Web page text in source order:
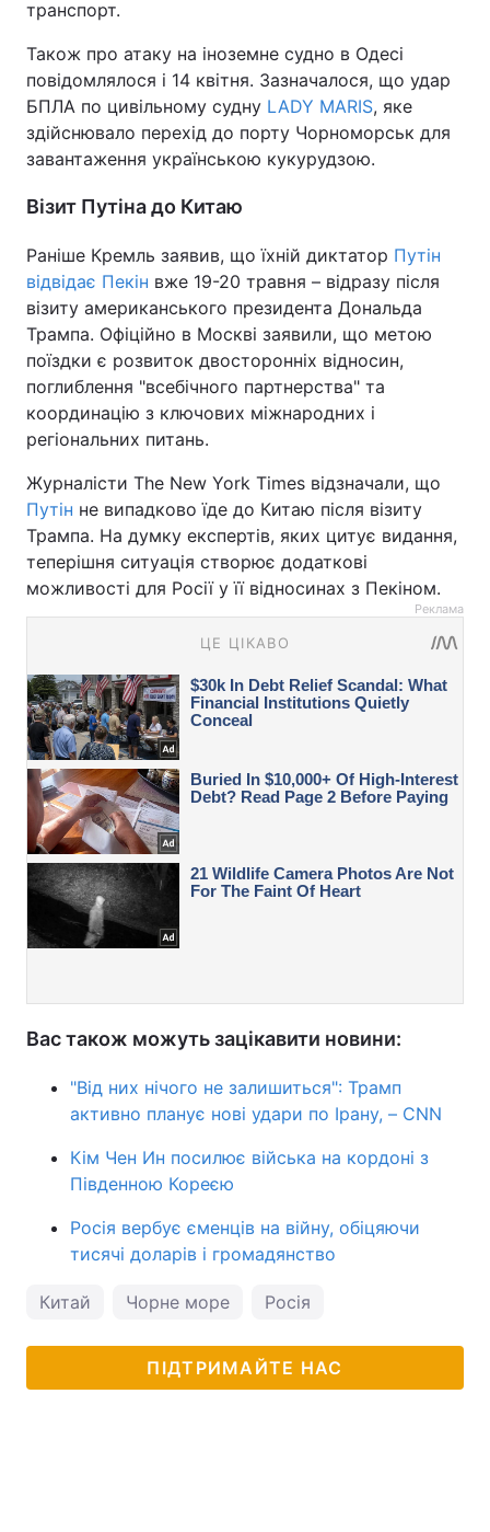
транспорт.
Також про атаку на іноземне судно в Одесі
повідомлялося і 14 квітня. Зазначалося, що удар
БПЛА по цивільному судну LADY MARIS, яке
здійснювало перехід до порту Чорноморськ для
завантаження українською кукурудзою.
Візит Путіна до Китаю
Раніше Кремль заявив, що їхній диктатор Путін
відвідає Пекін вже 19-20 травня – відразу після
візиту американського президента Дональда
Трампа. Офіційно в Москві заявили, що метою
поїздки є розвиток двосторонніх відносин,
поглиблення "всебічного партнерства" та
координацію з ключових міжнародних і
регіональних питань.
Журналісти The New York Times відзначали, що
Путін не випадково їде до Китаю після візиту
Трампа. На думку експертів, яких цитує видання,
теперішня ситуація створює додаткові
можливості для Росії у її відносинах з Пекіном.
Реклама
Вас також можуть зацікавити новини:
"Від них нічого не залишиться": Трамп
активно планує нові удари по Ірану, – CNN
Кім Чен Ин посилює війська на кордоні з
Південною Кореєю
Росія вербує єменців на війну, обіцяючи
тисячі доларів і громадянство
Китай Чорне море Росія
ПІДТРИМАЙТЕ НАС